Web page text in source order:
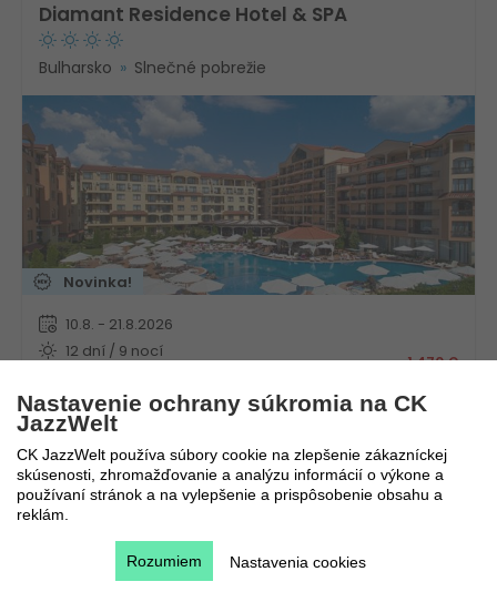
Diamant Residence Hotel & SPA
Bulharsko Slnečné pobrežie
Novinka!
10.8. - 21.8.2026
12 dní / 9 nocí
Autobusom
1 470€
682€
Hotel Admiral Plaza
Slnečné pobrežie
Nastavenie ochrany súkromia na CK
JazzWelt
CK JazzWelt používa súbory cookie na zlepšenie zákazníckej
skúsenosti, zhromažďovanie a analýzu informácií o výkone a
používaní stránok a na vylepšenie a prispôsobenie obsahu a
reklám.
Nastavenia cookies
Rozumiem